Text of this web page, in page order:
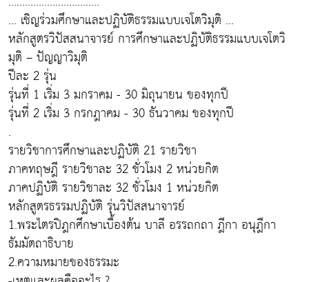
... เชิญร่วมศึกษาและปฏิบัติธรรมแบบเจโตวิมุติ ...
หลักสูตรวิปัสสนาจารย์ การศึกษาและปฏิบัติธรรมแบบเจโตวิ
มุติ – ปัญญาวิมุติ
ปีละ 2 รุ่น
รุ่นที่ 1 เริ่ม 3 มกราคม - 30 มิถุนายน ของทุกปี
รุ่นที่ 2 เริ่ม 3 กรกฎาคม - 30 ธันวาคม ของทุกปี
.
รายวิชาการศึกษาและปฏิบัติ 21 รายวิชา
ภาคทฤษฎี รายวิชาละ 32 ชั่วโมง 2 หน่วยกิต
ภาคปฏิบัติ รายวิชาละ 32 ชั่วโมง 1 หน่วยกิต
หลักสูตรธรรมปฏิบัติ รุ่นวิปัสสนาจารย์
1.พระไตรปิฎกศึกษาเบื้องต้น บาลี อรรถกถา ฎีกา อนุฎีกา
ธัมมัตถาธิบาย
2.ความหมายของธรรมะ